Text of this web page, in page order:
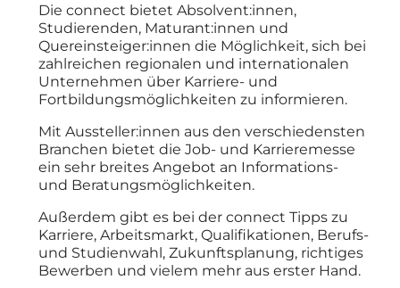
Die connect bietet Absolvent:innen,
Studierenden, Maturant:innen und
Quereinsteiger:innen die Möglichkeit, sich bei
zahlreichen regionalen und internationalen
Unternehmen über Karriere- und
Fortbildungsmöglichkeiten zu informieren.
Mit Aussteller:innen aus den verschiedensten
Branchen bietet die Job- und Karrieremesse
ein sehr breites Angebot an Informations-
und Beratungsmöglichkeiten.
Außerdem gibt es bei der connect Tipps zu
Karriere, Arbeitsmarkt, Qualifikationen, Berufs-
und Studienwahl, Zukunftsplanung, richtiges
Bewerben und vielem mehr aus erster Hand.